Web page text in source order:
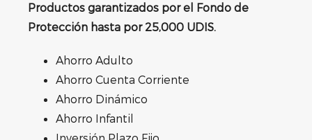
Productos garantizados por el Fondo de
Protección hasta por 25,000 UDIS.
Ahorro Adulto
Ahorro Cuenta Corriente
Ahorro Dinámico
Ahorro Infantil